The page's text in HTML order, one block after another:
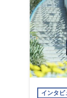
インタビ